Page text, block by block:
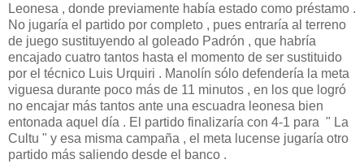
Leonesa , donde previamente había estado como préstamo .
No jugaría el partido por completo , pues entraría al terreno
de juego sustituyendo al goleado Padrón , que habría
encajado cuatro tantos hasta el momento de ser sustituido
por el técnico Luis Urquiri . Manolín sólo defendería la meta
viguesa durante poco más de 11 minutos , en los que logró
no encajar más tantos ante una escuadra leonesa bien
entonada aquel día . El partido finalizaría con 4-1 para " La
Cultu " y esa misma campaña , el meta lucense jugaría otro
partido más saliendo desde el banco .